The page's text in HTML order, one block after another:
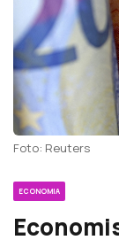
Foto: Reuters
ECONOMIA